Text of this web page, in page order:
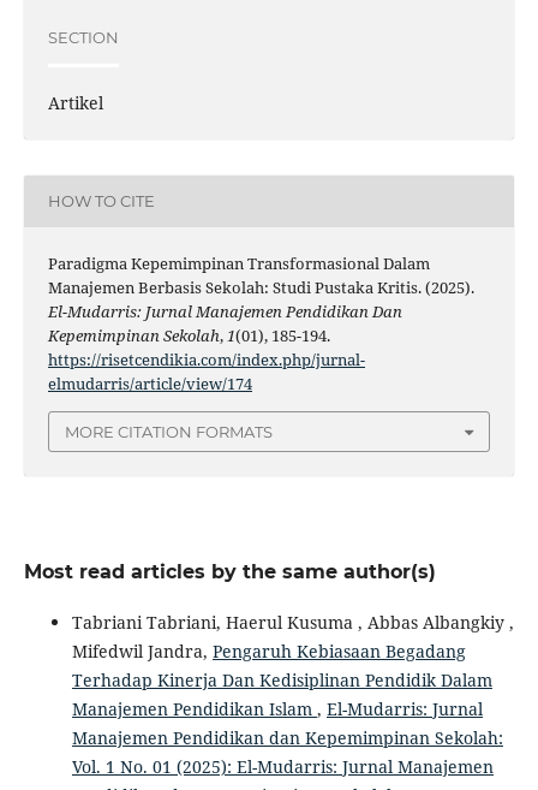
SECTION
Artikel
HOW TO CITE
Paradigma Kepemimpinan Transformasional Dalam
Manajemen Berbasis Sekolah: Studi Pustaka Kritis. (2025).
El-Mudarris: Jurnal Manajemen Pendidikan Dan
Kepemimpinan Sekolah, 1(01), 185-194.
https://risetcendikia.com/index.php/jurnal-
elmudarris/article/view/174
MORE CITATION FORMATS
Most read articles by the same author(s)
Tabriani Tabriani, Haerul Kusuma , Abbas Albangkiy ,
Mifedwil Jandra, Pengaruh Kebiasaan Begadang
Terhadap Kinerja Dan Kedisiplinan Pendidik Dalam
Manajemen Pendidikan Islam , El-Mudarris: Jurnal
Manajemen Pendidikan dan Kepemimpinan Sekolah:
Vol. 1 No. 01 (2025): El-Mudarris: Jurnal Manajemen